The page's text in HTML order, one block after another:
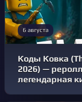
6 августа
Коды Ковка
2026) —
легендарная